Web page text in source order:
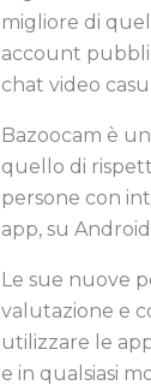
migliore di
account
chat video
Bazoocam è
quello di
persone con
app, su
Le sue nuove
valutazione e
utilizzare le
e in qualsiasi